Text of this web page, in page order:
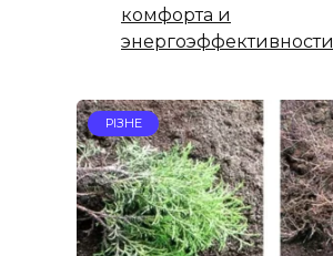
комфорта и
энергоэффективности
РІЗНЕ